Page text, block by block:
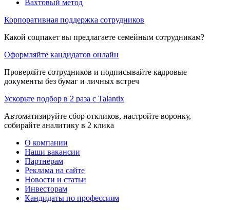
Вахтовый метод
Корпоративная поддержка сотрудников
Какой соцпакет вы предлагаете семейным сотрудникам?
Оформляйте кандидатов онлайн
Проверяйте сотрудников и подписывайте кадровые
документы без бумаг и личных встреч
Ускорьте подбор в 2 раза с Talantix
Автоматизируйте сбор откликов, настройте воронку,
собирайте аналитику в 2 клика
О компании
Наши вакансии
Партнерам
Реклама на сайте
Новости и статьи
Инвесторам
Кандидаты по профессиям